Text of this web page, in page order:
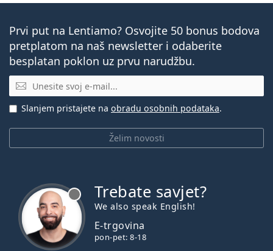
Prvi put na Lentiamo? Osvojite 50 bonus bodova
pretplatom na naš newsletter i odaberite
besplatan poklon uz prvu narudžbu.
E-mail
Želim novosti
Slanjem pristajete na obradu osobnih podataka.
Trebate savjet?
We also speak English!
E-trgovina
pon-pet: 8-18